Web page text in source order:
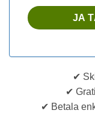
✔
✔
✔ Betala